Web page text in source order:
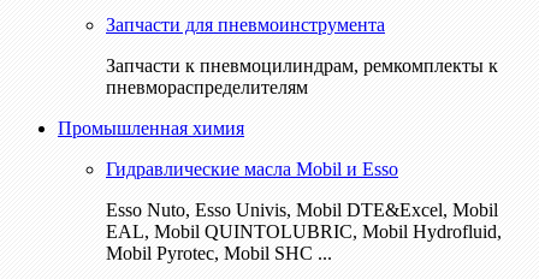
Запчасти для пневмоинструмента
Запчасти к пневмоцилиндрам, ремкомплекты к
пневмораспределителям
Промышленная химия
Гидравлические масла Mobil и Esso
Esso Nuto, Esso Univis, Mobil DTE&Excel, Mobil
EAL, Mobil QUINTOLUBRIC, Mobil Hydrofluid,
Mobil Pyrotec, Mobil SHC ...